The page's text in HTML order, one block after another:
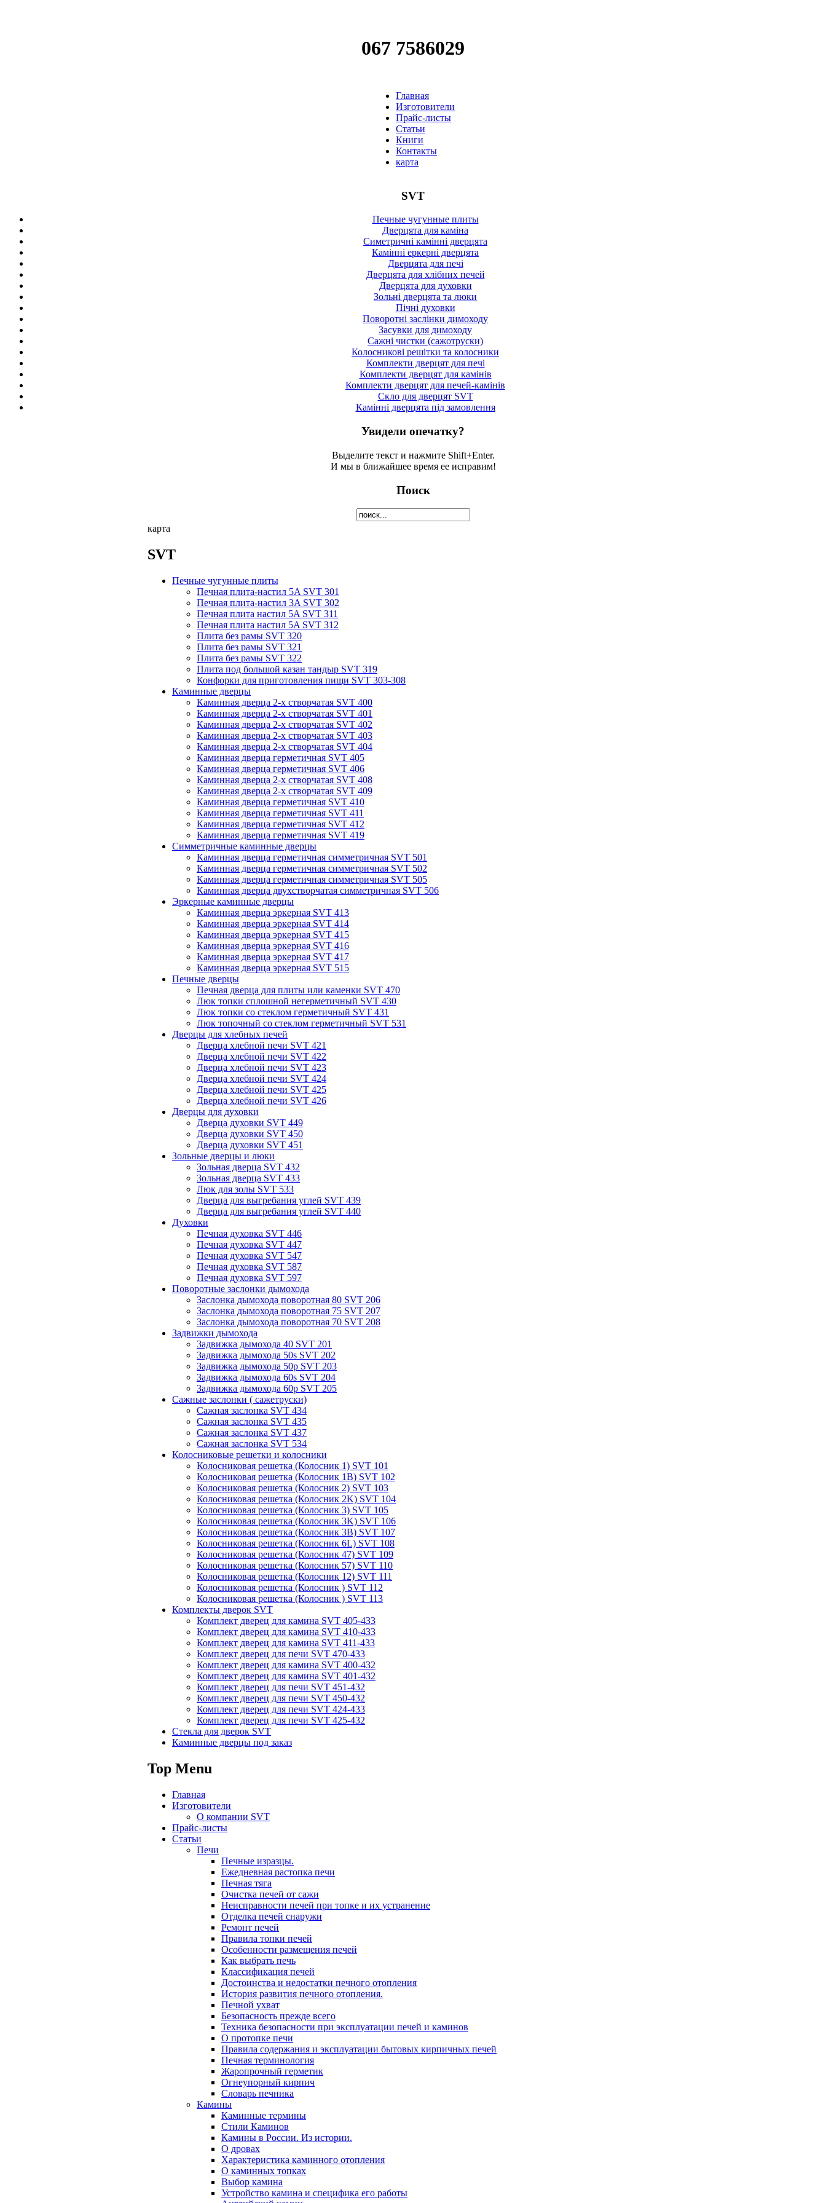
067 7586029
Главная
Изготовители
Прайс-листы
Статьи
Книги
Контакты
карта
SVT
Печные чугунные плиты
Дверцята для каміна
Симетричні камінні дверцята
Камінні еркерні дверцята
Дверцята для печі
Дверцята для хлібних печей
Дверцята для духовки
Зольні дверцята та люки
Пічні духовки
Поворотні заслінки димоходу
Засувки для димоходу
Сажні чистки (сажотруски)
Колосникові решітки та колосники
Комплекти дверцят для печі
Комплекти дверцят для камінів
Комплекти дверцят для печей-камінів
Скло для дверцят SVT
Камінні дверцята під замовлення
Увидели опечатку?
Выделите текст и нажмите Shift+Enter.
И мы в ближайшее время ее исправим!
Поиск
карта
SVT
Печные чугунные плиты
Печная плита-настил 5A SVT 301
Печная плита-настил 3A SVT 302
Печная плита настил 5A SVT 311
Печная плита настил 5A SVT 312
Плита без рамы SVT 320
Плита без рамы SVT 321
Плита без рамы SVT 322
Плита под большой казан тандыр SVT 319
Конфорки для приготовления пищи SVT 303-308
Каминные дверцы
Каминная дверца 2-х створчатая SVT 400
Каминная дверца 2-х створчатая SVT 401
Каминная дверца 2-х створчатая SVT 402
Каминная дверца 2-х створчатая SVT 403
Каминная дверца 2-х створчатая SVT 404
Каминная дверца герметичная SVT 405
Каминная дверца герметичная SVT 406
Каминная дверца 2-х створчатая SVT 408
Каминная дверца 2-х створчатая SVT 409
Каминная дверца герметичная SVT 410
Каминная дверца герметичная SVT 411
Каминная дверца герметичная SVT 412
Каминная дверца герметичная SVT 419
Симметричные каминные дверцы
Каминная дверца герметичная симметричная SVT 501
Каминная дверца герметичная симметричная SVT 502
Каминная дверца герметичная симметричная SVT 505
Каминная дверца двухстворчатая симметричная SVT 506
Эркерные каминные дверцы
Каминная дверца эркерная SVT 413
Каминная дверца эркерная SVT 414
Каминная дверца эркерная SVT 415
Каминная дверца эркерная SVT 416
Каминная дверца эркерная SVT 417
Каминная дверца эркерная SVT 515
Печные дверцы
Печная дверца для плиты или каменки SVT 470
Люк топки сплошной негерметичный SVT 430
Люк топки со стеклом герметичный SVT 431
Люк топочный со стеклом герметичный SVT 531
Дверцы для хлебных печей
Дверца хлебной печи SVT 421
Дверца хлебной печи SVT 422
Дверца хлебной печи SVT 423
Дверца хлебной печи SVT 424
Дверца хлебной печи SVT 425
Дверца хлебной печи SVT 426
Дверцы для духовки
Дверца духовки SVT 449
Дверца духовки SVT 450
Дверца духовки SVT 451
Зольные дверцы и люки
Зольная дверца SVT 432
Зольная дверца SVT 433
Люк для золы SVT 533
Дверца для выгребания углей SVT 439
Дверца для выгребания углей SVT 440
Духовки
Печная духовка SVT 446
Печная духовка SVT 447
Печная духовка SVT 547
Печная духовка SVT 587
Печная духовка SVT 597
Поворотные заслонки дымохода
Заслонка дымохода поворотная 80 SVT 206
Заслонка дымохода поворотная 75 SVT 207
Заслонка дымохода поворотная 70 SVT 208
Задвижки дымохода
Задвижка дымохода 40 SVT 201
Задвижка дымохода 50s SVT 202
Задвижка дымохода 50p SVT 203
Задвижка дымохода 60s SVT 204
Задвижка дымохода 60p SVT 205
Сажные заслонки ( сажетруски)
Сажная заслонка SVT 434
Сажная заслонка SVT 435
Сажная заслонка SVT 437
Сажная заслонка SVT 534
Колосниковые решетки и колосники
Колосниковая решетка (Колосник 1) SVT 101
Колосниковая решетка (Колосник 1B) SVT 102
Колосниковая решетка (Колосник 2) SVT 103
Колосниковая решетка (Колосник 2K) SVT 104
Колосниковая решетка (Колосник 3) SVT 105
Колосниковая решетка (Колосник 3K) SVT 106
Колосниковая решетка (Колосник 3B) SVT 107
Колосниковая решетка (Колосник 6L) SVT 108
Колосниковая решетка (Колосник 47) SVT 109
Колосниковая решетка (Колосник 57) SVT 110
Колосниковая решетка (Колосник 12) SVT 111
Колосниковая решетка (Колосник ) SVT 112
Колосниковая решетка (Колосник ) SVT 113
Комплекты дверок SVT
Комплект дверец для камина SVT 405-433
Комплект дверец для камина SVT 410-433
Комплект дверец для камина SVT 411-433
Комплект дверец для печи SVT 470-433
Комплект дверец для камина SVT 400-432
Комплект дверец для камина SVT 401-432
Комплект дверец для печи SVT 451-432
Комплект дверец для печи SVT 450-432
Комплект дверец для печи SVT 424-433
Комплект дверец для печи SVT 425-432
Стекла для дверок SVT
Каминные дверцы под заказ
Top Menu
Главная
Изготовители
О компании SVT
Прайс-листы
Статьи
Печи
Печные изразцы.
Ежедневная растопка печи
Печная тяга
Очистка печей от сажи
Неисправности печей при топке и их устранение
Отделка печей снаружи
Ремонт печей
Правила топки печей
Особенности размещения печей
Как выбрать печь
Классификация печей
Достоинства и недостатки печного отопления
История развития печного отопления.
Печной ухват
Безопасность прежде всего
Техника безопасности при эксплуатации печей и каминов
О протопке печи
Правила содержания и эксплуатации бытовых кирпичных печей
Печная терминология
Жаропрочный герметик
Огнеупорный кирпич
Словарь печника
Камины
Каминные термины
Стили Каминов
Камины в России. Из истории.
О дровах
Характеристика каминного отопления
О каминных топках
Выбор камина
Устройство камина и специфика его работы